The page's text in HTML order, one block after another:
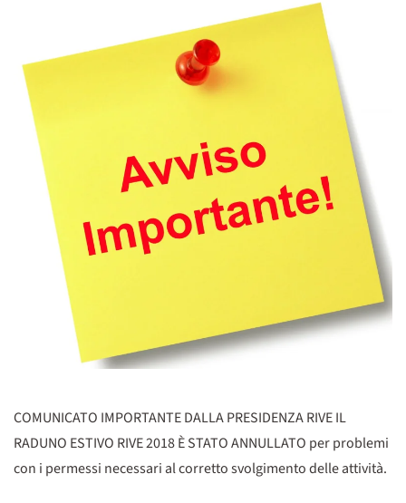
COMUNICATO IMPORTANTE DALLA PRESIDENZA RIVE IL
RADUNO ESTIVO RIVE 2018 È STATO ANNULLATO per problemi
con i permessi necessari al corretto svolgimento delle attività.